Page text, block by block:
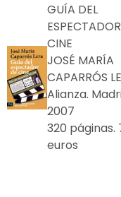
GUÍA DEL
CINE
JOSÉ MARÍA
CAPARRÓS
Alianza.
2007
320 páginas.
euros